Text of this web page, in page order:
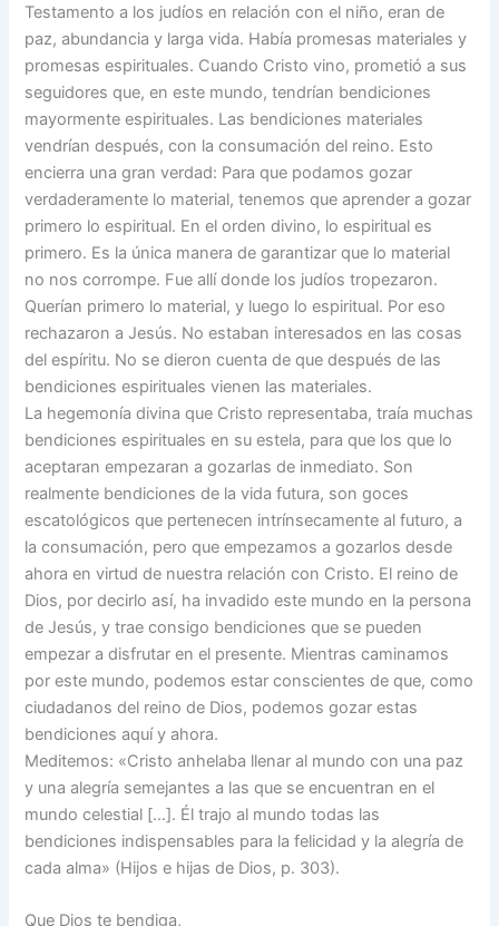
Testamento a los judíos en relación con el niño, eran de
paz, abundancia y larga vida. Había promesas materiales y
promesas espirituales. Cuando Cristo vino, prometió a sus
seguidores que, en este mundo, tendrían bendiciones
mayormente espirituales. Las bendiciones materiales
vendrían después, con la consumación del reino. Esto
encierra una gran verdad: Para que podamos gozar
verdaderamente lo material, tenemos que aprender a gozar
primero lo espiritual. En el orden divino, lo espiritual es
primero. Es la única manera de garantizar que lo material
no nos corrompe. Fue allí donde los judíos tropezaron.
Querían primero lo material, y luego lo espiritual. Por eso
rechazaron a Jesús. No estaban interesados en las cosas
del espíritu. No se dieron cuenta de que después de las
bendiciones espirituales vienen las materiales.
La hegemonía divina que Cristo representaba, traía muchas
bendiciones espirituales en su estela, para que los que lo
aceptaran empezaran a gozarlas de inmediato. Son
realmente bendiciones de la vida futura, son goces
escatológicos que pertenecen intrínsecamente al futuro, a
la consumación, pero que empezamos a gozarlos desde
ahora en virtud de nuestra relación con Cristo. El reino de
Dios, por decirlo así, ha invadido este mundo en la persona
de Jesús, y trae consigo bendiciones que se pueden
empezar a disfrutar en el presente. Mientras caminamos
por este mundo, podemos estar conscientes de que, como
ciudadanos del reino de Dios, podemos gozar estas
bendiciones aquí y ahora.
Meditemos: «Cristo anhelaba llenar al mundo con una paz
y una alegría semejantes a las que se encuentran en el
mundo celestial […]. Él trajo al mundo todas las
bendiciones indispensables para la felicidad y la alegría de
cada alma» (Hijos e hijas de Dios, p. 303).
Que Dios te bendiga,